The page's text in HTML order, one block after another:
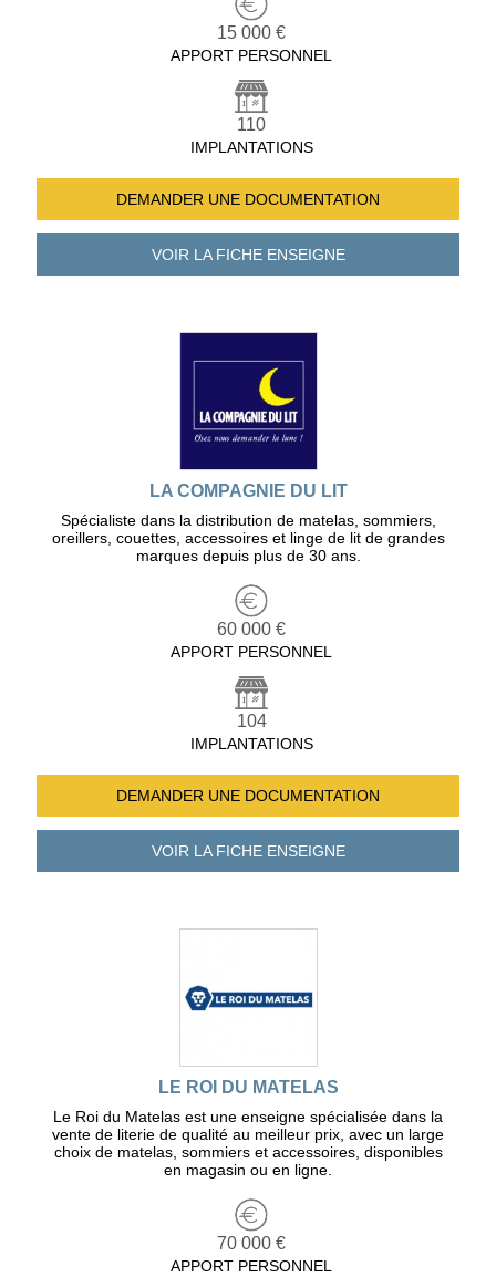
15 000 €
APPORT PERSONNEL
110
IMPLANTATIONS
DEMANDER UNE DOCUMENTATION
VOIR LA FICHEENSEIGNE
LA COMPAGNIE DU LIT
Spécialiste dans la distribution de matelas, sommiers,
oreillers, couettes, accessoires et linge de lit de grandes
marques depuis plus de 30 ans.
60 000 €
APPORT PERSONNEL
104
IMPLANTATIONS
DEMANDER UNE DOCUMENTATION
VOIR LA FICHEENSEIGNE
LE ROI DU MATELAS
Le Roi du Matelas est une enseigne spécialisée dans la
vente de literie de qualité au meilleur prix, avec un large
choix de matelas, sommiers et accessoires, disponibles
en magasin ou en ligne.
70 000 €
APPORT PERSONNEL